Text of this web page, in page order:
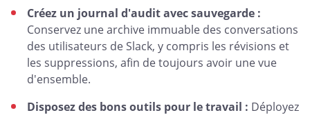
Créez un journal d'audit avec sauvegarde :
Conservez une archive immuable des conversations
des utilisateurs de Slack, y compris les révisions et
les suppressions, afin de toujours avoir une vue
d'ensemble.
Disposez des bons outils pour le travail : Déployez